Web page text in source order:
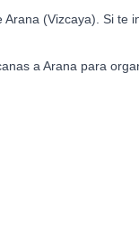
(Vizcaya). Si
a Arana para